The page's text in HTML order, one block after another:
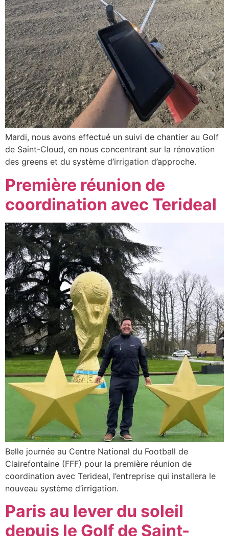
Mardi, nous avons effectué un suivi de chantier au Golf
de Saint-Cloud, en nous concentrant sur la rénovation
des greens et du système d’irrigation d’approche.
Première réunion de
coordination avec Terideal
Belle journée au Centre National du Football de
Clairefontaine (FFF) pour la première réunion de
coordination avec Terideal, l’entreprise qui installera le
nouveau système d’irrigation.
Paris au lever du soleil
depuis le Golf de Saint-